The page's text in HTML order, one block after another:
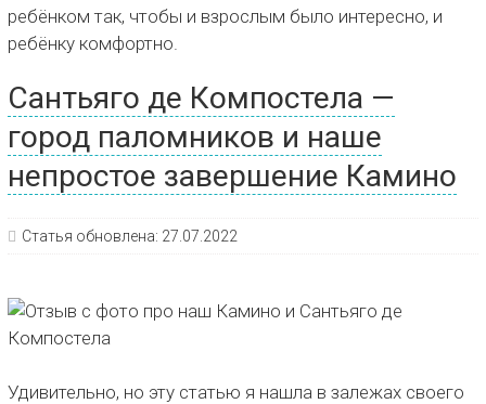
ребёнком так, чтобы и взрослым было интересно, и
ребёнку комфортно.
Сантьяго де Компостела —
город паломников и наше
непростое завершение Камино
Статья обновлена: 27.07.2022
Удивительно, но эту статью я нашла в залежах своего